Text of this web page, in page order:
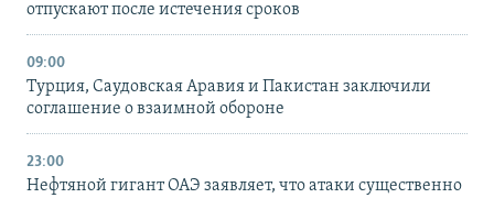
отпускают после истечения сроков
09:00
Турция, Саудовская Аравия и Пакистан заключили
соглашение о взаимной обороне
23:00
Нефтяной гигант ОАЭ заявляет, что атаки существенно